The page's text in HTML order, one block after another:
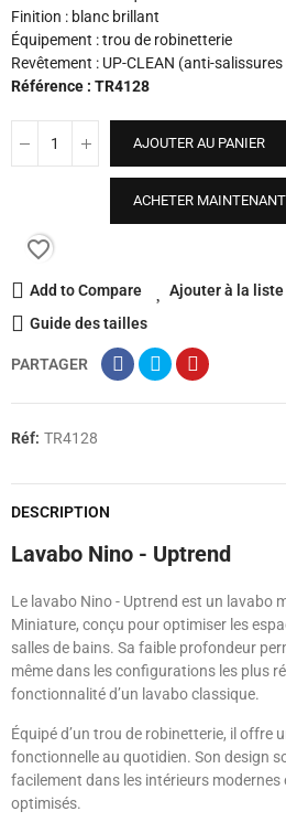
Finition : blanc brillant
Équipement : trou de robinetterie
Revêtement : UP-CLEAN (anti-
Référence : TR4128
AJOUTER AU PANIER
ACHETER MAINTENANT
favorite_border
Add to Compare
Ajouter à la
Guide des tailles
PARTAGER
Réf: TR4128
DESCRIPTION
Lavabo Nino - Uptrend
Le lavabo Nino - Uptrend est un lavabo
Miniature, conçu pour optimiser les
salles de bains. Sa faible profondeur
même dans les configurations les plus
fonctionnalité d’un lavabo classique.
Équipé d’un trou de robinetterie, il offre
fonctionnelle au quotidien. Son design
facilement dans les intérieurs modernes
optimisés.